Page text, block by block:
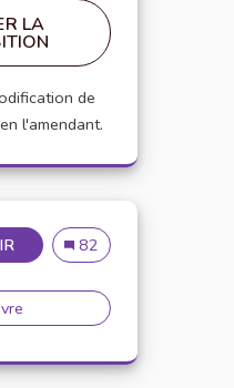
LA
de
l'amendant.
UNIVERSITÉ BLEUE
Université Bleue
82
Université Bleue